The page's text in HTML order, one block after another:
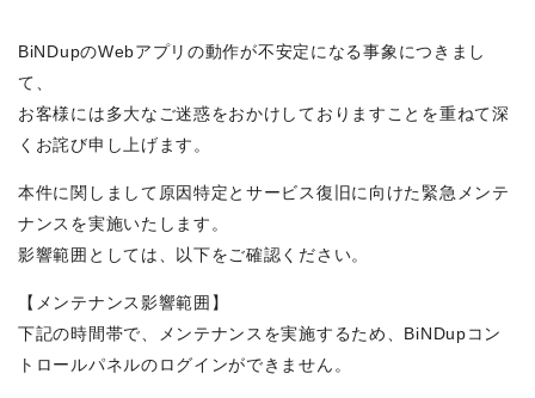
BiNDupのWebアプリの動作が不安定になる事象につきまし
て、
お客様には多大なご迷惑をおかけしておりますことを重ねて深
くお詫び申し上げます。
本件に関しまして原因特定とサービス復旧に向けた緊急メンテ
ナンスを実施いたします。
影響範囲としては、以下をご確認ください。
【メンテナンス影響範囲】
下記の時間帯で、メンテナンスを実施するため、BiNDupコン
トロールパネルのログインができません。